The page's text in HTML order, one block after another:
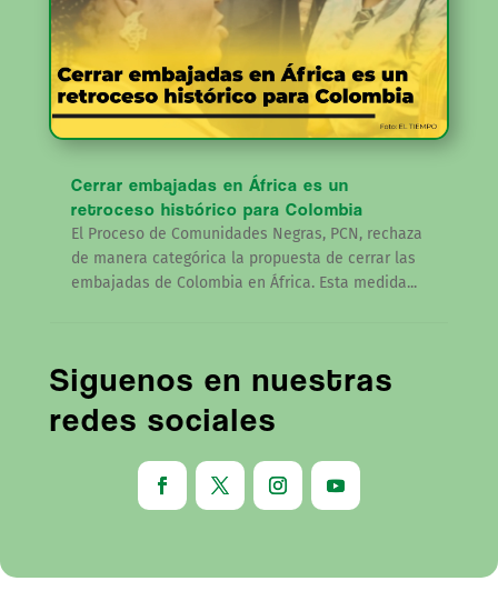
Cerrar embajadas en África es un
retroceso histórico para Colombia
El Proceso de Comunidades Negras, PCN, rechaza
de manera categórica la propuesta de cerrar las
embajadas de Colombia en África. Esta medida...
Siguenos en nuestras
redes sociales